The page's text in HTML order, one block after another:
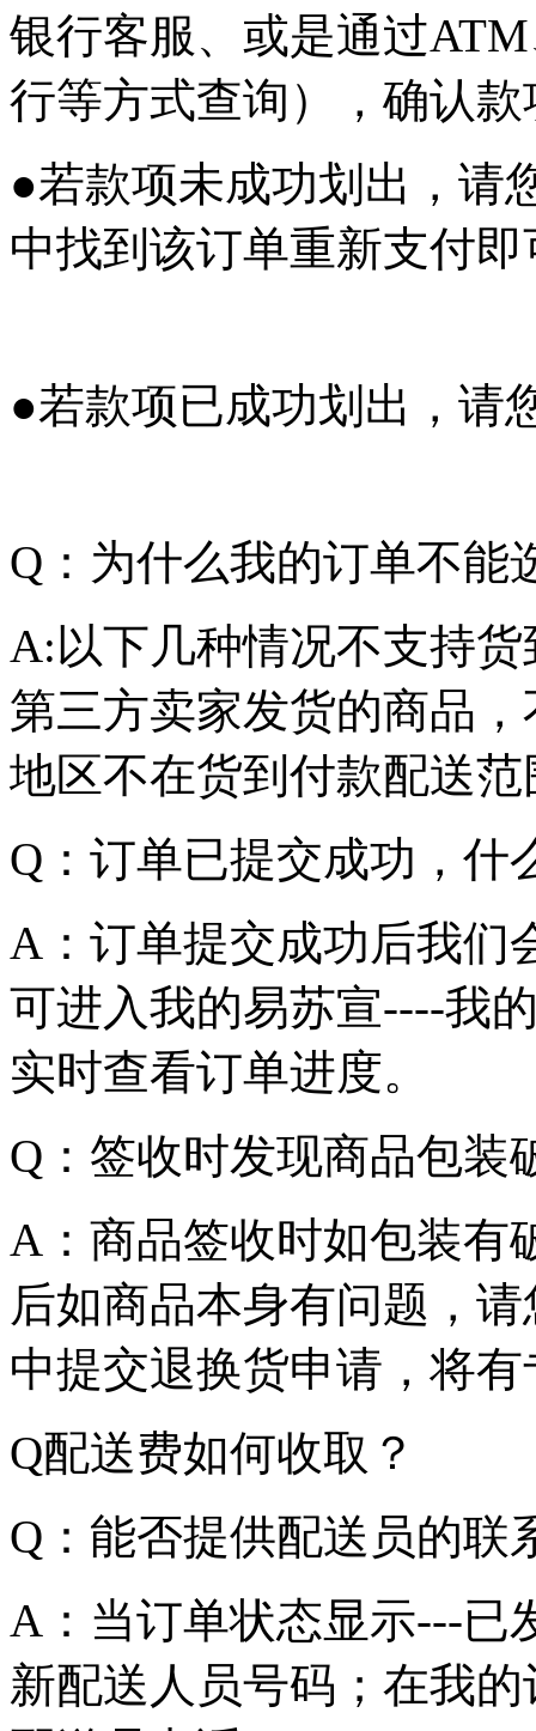
银行客服、或是通过
行等方式查询），确认
●若款项未成功划出，请
中找到该订单重新支付
●若款项已成功划出，请
Q：为什么我的订单不能
A:以下几种情况不支持
第三方卖家发货的商品
地区不在货到付款配送
Q：订单已提交成功，
A：订单提交成功后我们
可进入我的易苏宣----我
实时查看订单进度。
Q：签收时发现商品包
A：商品签收时如包装有
后如商品本身有问题，
中提交退换货申请，将
Q配送费如何收取？
Q：能否提供配送员的联
A：当订单状态显示---已
新配送人员号码；在我